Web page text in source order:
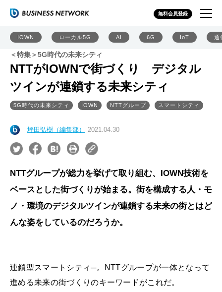
無料会員登録
IOWN ローカル5G AI 6G IoT 通
＜特集＞5G時代の未来シティ
NTTがIOWNで街づくり デジタル
ツインが連鎖する未来シティ
5G時代の未来シティ IOWN NTTグループ スマートシティ
坪田弘樹（編集部） 2021.04.30
NTTグループが総力を挙げて取り組む、IOWN技術を
ベースとした街づくりが始まる。街を構成する人・モ
ノ・環境のデジタルツインが連鎖する未来の街とはど
んな姿をしているのだろうか。
連鎖型スマートシティ─。NTTグループが一体となって
進める未来の街づくりのキーワードがこれだ。